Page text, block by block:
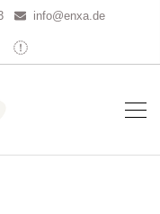
info@enxa.de